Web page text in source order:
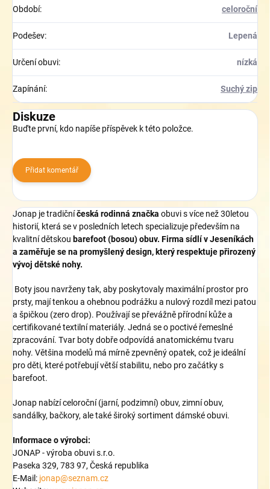
Období: celoroční
Podešev: Lepená
Určení obuvi: nízká
Zapínání: Suchý zip
Diskuze
Buďte první, kdo napíše příspěvek k této položce.
Přidat komentář
Jonap je tradičníčeská rodinná značka obuvi s více než 30letou
historií, která se v posledních letech specializuje především na
kvalitní dětskou barefoot (bosou) obuv. Firma sídlí v Jeseníkách
a zaměřuje se na promyšlený design, který respektuje přirozený
vývoj dětské nohy.
Boty jsou navrženy tak, aby poskytovaly maximální prostor pro
prsty, mají tenkou a ohebnou podrážku a nulový rozdíl mezi patou
a špičkou (zero drop). Používají se převážně přírodní kůže a
certifikované textilní materiály. Jedná se o poctivé řemeslné
zpracování. Tvar boty dobře odpovídá anatomickému tvaru
nohy. Většina modelů má mírně zpevněný opatek, což je ideální
pro děti, které potřebují větší stabilitu, nebo pro začátky s
barefoot.
Jonap nabízí celoroční (jarní, podzimní) obuv, zimní obuv,
sandálky, bačkory, ale také široký sortiment dámské obuvi.
Informace o výrobci:
JONAP - výroba obuvi s.r.o.
Paseka 329, 783 97, Česká republika
E-Mail: jonap@seznam.cz